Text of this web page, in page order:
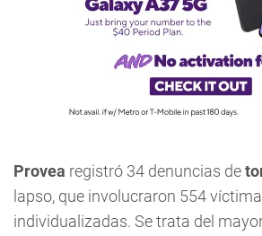
Provea registró 34 denuncias de
lapso, que involucraron 554
individualizadas. Se trata del